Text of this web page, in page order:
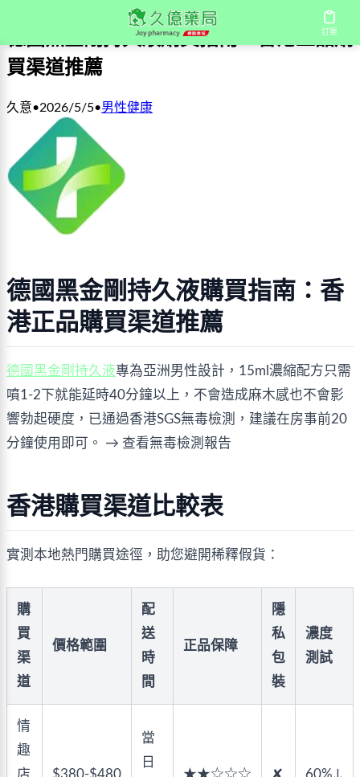
訂單
德國黑金剛持久液購買指南：香港正品購
買渠道推薦
久意•2026/5/5•男性健康
德國黑金剛持久液購買指南：香
港正品購買渠道推薦
德國黑金剛持久液專為亞洲男性設計，15ml濃縮配方只需
噴1-2下就能延時40分鐘以上，不會造成麻木感也不會影
響勃起硬度，已通過香港SGS無毒檢測，建議在房事前20
分鐘使用即可。 → 查看無毒檢測報告
香港購買渠道比較表
實測本地熱門購買途徑，助您避開稀釋假貨：
購
買
渠
道
價格範圍
配
送
時
間
正品保障
隱
私
包
裝
濃度
測試
情
趣
店
$380-$480
當
日
★★☆☆☆ ✘ 60%↓